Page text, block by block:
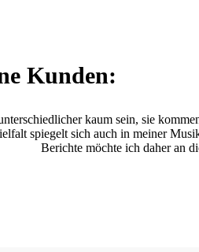
Kunden:
kaum sein, sie
spiegelt sich auch in meiner
Berichte möchte ich daher an